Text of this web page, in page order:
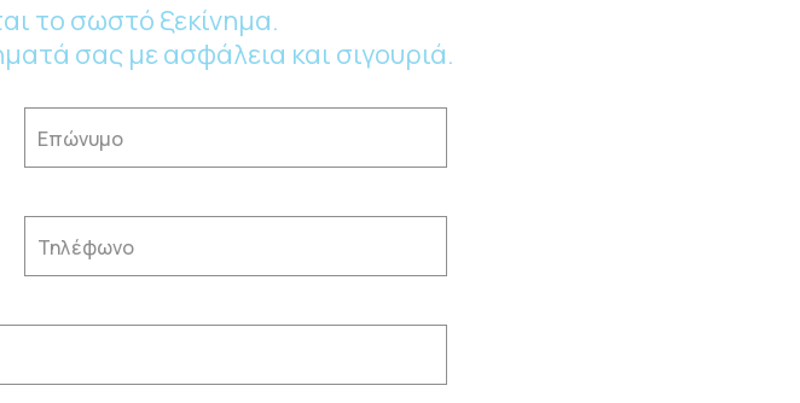
το σωστό ξεκίνημα.
σας με ασφάλεια και σιγουριά.